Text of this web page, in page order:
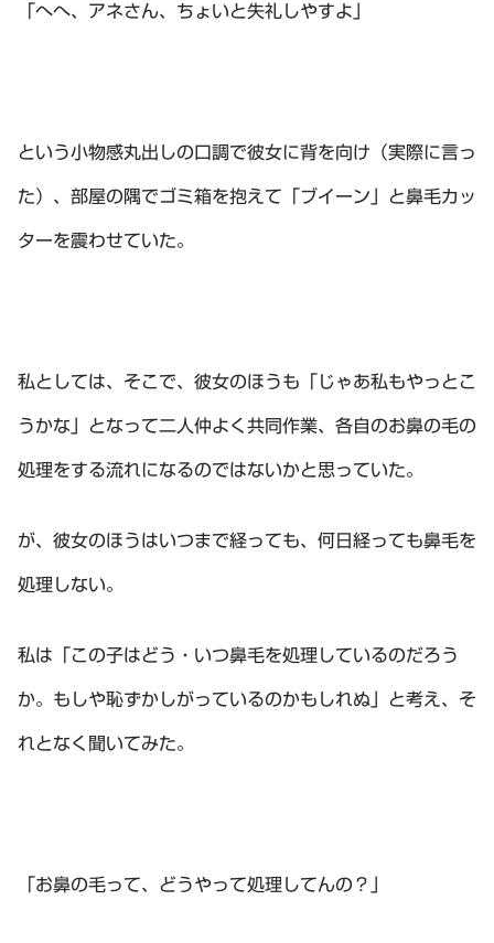
「へへ、アネさん、ちょいと失礼しやすよ」
という小物感丸出しの口調で彼女に背を向け（実際に言っ
た）、部屋の隅でゴミ箱を抱えて「ブイーン」と鼻毛カッ
ターを震わせていた。
私としては、そこで、彼女のほうも「じゃあ私もやっとこ
うかな」となって二人仲よく共同作業、各自のお鼻の毛の
処理をする流れになるのではないかと思っていた。
が、彼女のほうはいつまで経っても、何日経っても鼻毛を
処理しない。
私は「この子はどう・いつ鼻毛を処理しているのだろう
か。もしや恥ずかしがっているのかもしれぬ」と考え、そ
れとなく聞いてみた。
「お鼻の毛って、どうやって処理してんの？」